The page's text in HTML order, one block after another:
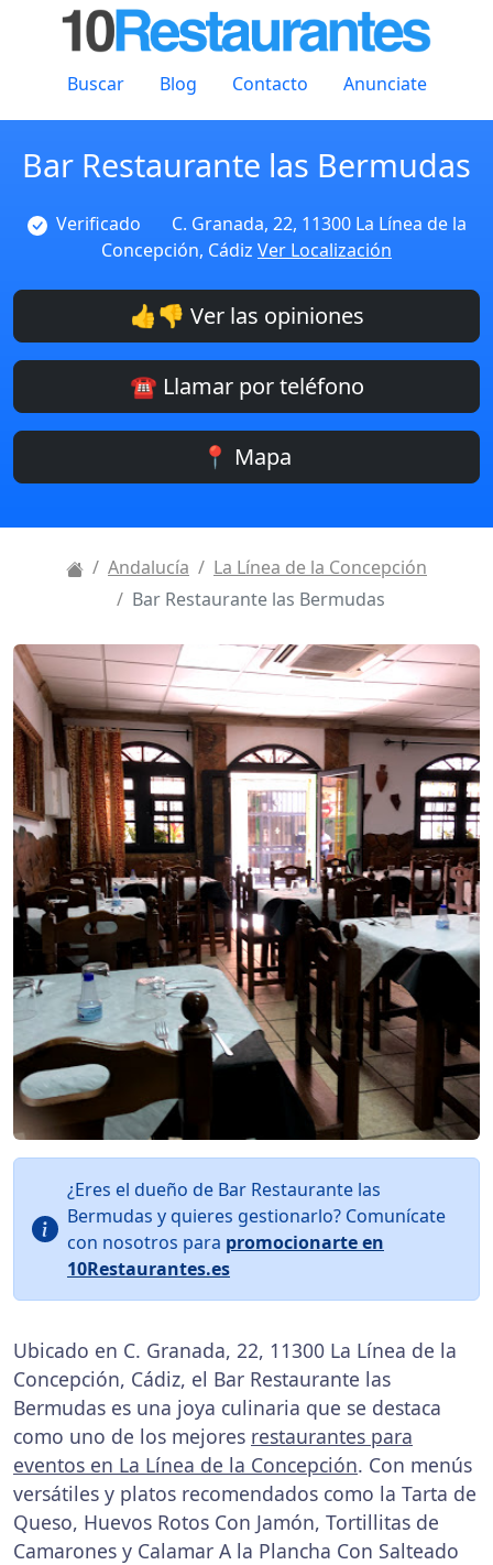
Buscar Blog Contacto Anunciate
Bar Restaurante las Bermudas
Verificado
C. Granada, 22, 11300 La Línea de la
Concepción, Cádiz Ver Localización
👍👎 Ver las opiniones
☎️ Llamar por teléfono
📍 Mapa
Andalucía
La Línea de la Concepción
Bar Restaurante las Bermudas
¿Eres el dueño de Bar Restaurante las
Bermudas y quieres gestionarlo? Comunícate
con nosotros para promocionarte en
10Restaurantes.es
Ubicado en C. Granada, 22, 11300 La Línea de la
Concepción, Cádiz, el Bar Restaurante las
Bermudas es una joya culinaria que se destaca
como uno de los mejores restaurantes para
eventos en La Línea de la Concepción. Con menús
versátiles y platos recomendados como la Tarta de
Queso, Huevos Rotos Con Jamón, Tortillitas de
Camarones y Calamar A la Plancha Con Salteado